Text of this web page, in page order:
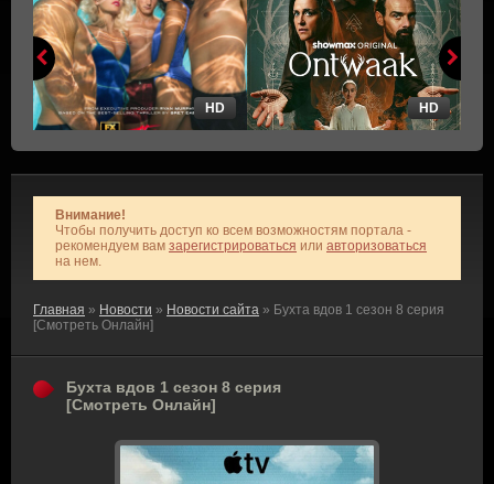
HD HD
Внимание!
Чтобы получить доступ ко всем возможностям портала -
рекомендуем вам зарегистрироваться или авторизоваться
на нем.
Главная » Новости » Новости сайта » Бухта вдов 1 сезон 8 серия
[Смотреть Онлайн]
Бухта вдов 1 сезон 8 серия
[Смотреть Онлайн]